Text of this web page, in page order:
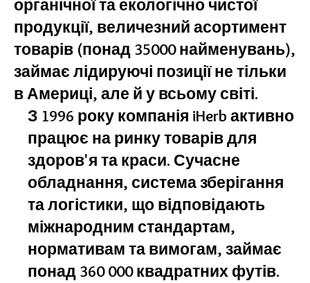
органічної та екологічно чистої
продукції, величезний асортимент
товарів (понад 35000 найменувань),
займає лідируючі позиції не тільки
в Америці, але й у всьому світі.
З 1996 року компанія iHerb активно
працює на ринку товарів для
здоров'я та краси. Сучасне
обладнання, система зберігання
та логістики, що відповідають
міжнародним стандартам,
нормативам та вимогам, займає
понад 360 000 квадратних футів.